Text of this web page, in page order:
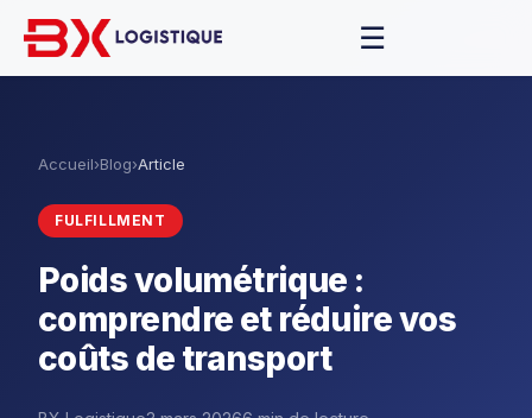
☰
Accueil›Blog›Article
FULFILLMENT
Poids volumétrique :
comprendre et réduire vos
coûts de transport